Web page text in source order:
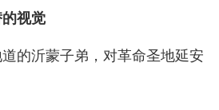
视觉
的沂蒙子弟，对革命圣地延安